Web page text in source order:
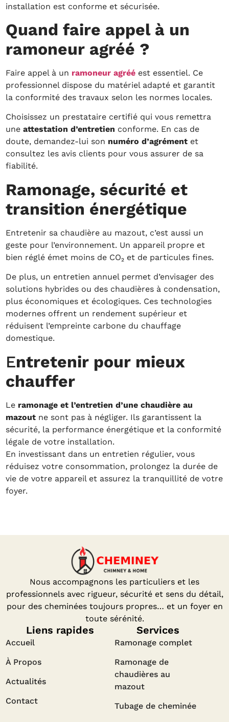
installation est conforme et sécurisée.
Quand faire appel à un
ramoneur agréé ?
Faire appel à un ramoneur agréé est essentiel. Ce
professionnel dispose du matériel adapté et garantit
la conformité des travaux selon les normes locales.
Choisissez un prestataire certifié qui vous remettra
uneattestation d’entretien conforme. En cas de
doute, demandez-lui son numéro d’agrément et
consultez les avis clients pour vous assurer de sa
fiabilité.
Ramonage, sécurité et
transition énergétique
Entretenir sa chaudière au mazout, c’est aussi un
geste pour l’environnement. Un appareil propre et
bien réglé émet moins de CO₂ et de particules fines.
De plus, un entretien annuel permet d’envisager des
solutions hybrides ou des chaudières à condensation,
plus économiques et écologiques. Ces technologies
modernes offrent un rendement supérieur et
réduisent l’empreinte carbone du chauffage
domestique.
Entretenir pour mieux
chauffer
Le ramonage et l’entretien d’une chaudière au
mazout ne sont pas à négliger. Ils garantissent la
sécurité, la performance énergétique et la conformité
légale de votre installation.
En investissant dans un entretien régulier, vous
réduisez votre consommation, prolongez la durée de
vie de votre appareil et assurez la tranquillité de votre
foyer.
Nous accompagnons les particuliers et les
professionnels avec rigueur, sécurité et sens du détail,
pour des cheminées toujours propres… et un foyer en
toute sérénité.
Liens rapides
Accueil
À Propos
Actualités
Contact
Services
Ramonage complet
Ramonage de
chaudières au
mazout
Tubage de cheminée